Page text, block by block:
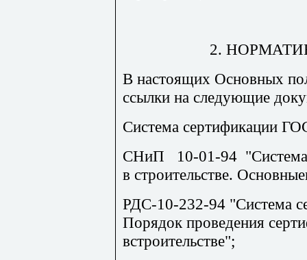
2. НОРМ
В настоящих Основных
ссылки на следующие
Система сертификации
СНиП 10-01-94 "Сист
в строительстве.
РДС-10-232-94 "Система
Порядок проведения
встроительстве";